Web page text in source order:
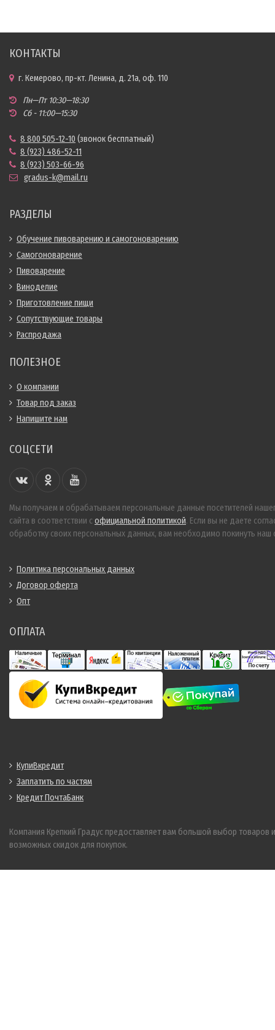
КОНТАКТЫ
г. Кемерово, пр-кт. Ленина, д. 21а, оф. 110
Пн—Пт 10:30—18:30
Сб - 11:00—15:30
8 800 505-12-10 (звонок бесплатный)
8 (923) 486-52-11
8 (923) 503-66-96
gradus-k@mail.ru
РАЗДЕЛЫ
Обучение пивоварению и самогоноварению
Самогоноварение
Пивоварение
Виноделие
Приготовление пищи
Сопутствующие товары
Распродажа
ПОЛЕЗНОЕ
О компании
Товар под заказ
Напишите нам
СОЦСЕТИ
Мы получаем и обрабатываем персональные данные посетителей
сайта в соответствии с официальной политикой. Если вы не даете
обработку своих персональных данных, вам необходимо покинуть наш
Политика персональных данных
Договор оферта
Опт
ОПЛАТА
КупиВкредит
Заплатить по частям
Кредит ПочтаБанк
Компания Крепкий Градус предоставляет вам большой выбор товаров и
возможных скидок для покупок.